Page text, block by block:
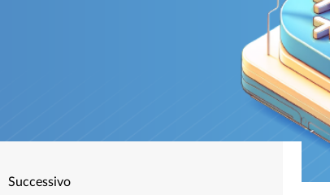
Successivo